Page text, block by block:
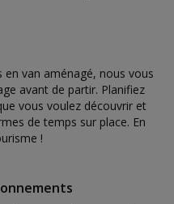
en van aménagé, nous vous
avant de partir. Planifiez
vous voulez découvrir et
de temps sur place. En
!